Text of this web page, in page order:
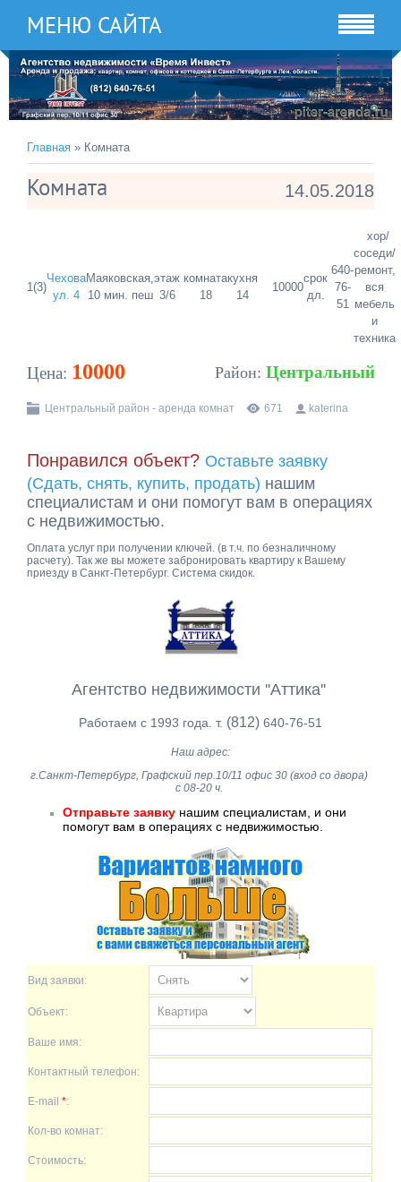
МЕНЮ САЙТА
Главная » Комната
14.05.2018
Комната
1(3)
Чехова
ул. 4
Маяковская,
10 мин. пеш
этаж
3/6
комната
18
кухня
14
10000
срок
дл.
640-
76-
51
хор/
соседи/
ремонт,
вся
мебель
и
техника
Цена: 10000 Район: Центральный
Центральный район - аренда комнат 671 katerina
Понравился объект? Оставьте заявку
(Сдать, снять, купить, продать) нашим
специалистам и они помогут вам в операциях
с недвижимостью.
Оплата услуг при получении ключей. (в т.ч. по безналичному
расчету). Так же вы можете забронировать квартиру к Вашему
приезду в Санкт-Петербург. Система скидок.
Агентство недвижимости ''Аттика''
Работаем с 1993 года. т. (812) 640-76-51
Наш адрес:
г.Санкт-Петербург, Графский пер.10/11 офис 30 (вход со двора)
с 08-20 ч.
Отправьте заявку нашим специалистам, и они
помогут вам в операциях с недвижимостью.
Вид заявки:
Объект:
Ваше имя:
Контактный телефон:
E-mail *:
Кол-во комнат:
Стоимость: